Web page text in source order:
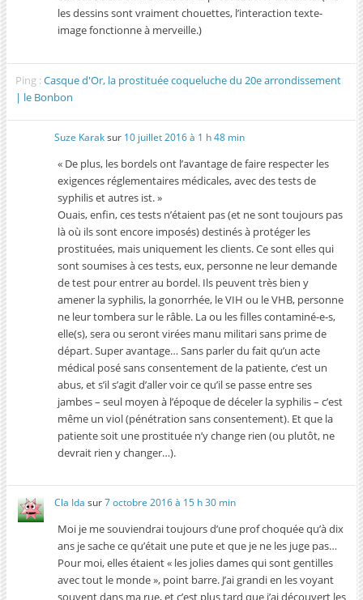
les dessins sont vraiment chouettes, l’interaction texte-
image fonctionne à merveille.)
Ping :Casque d'Or, la prostituée coqueluche du 20e arrondissement
| le Bonbon
Suze Karaksur 10 juillet 2016 à 1 h 48 min
« De plus, les bordels ont l’avantage de faire respecter les
exigences réglementaires médicales, avec des tests de
syphilis et autres ist. »
Ouais, enfin, ces tests n’étaient pas (et ne sont toujours pas
là où ils sont encore imposés) destinés à protéger les
prostituées, mais uniquement les clients. Ce sont elles qui
sont soumises à ces tests, eux, personne ne leur demande
de test pour entrer au bordel. Ils peuvent très bien y
amener la syphilis, la gonorrhée, le VIH ou le VHB, personne
ne leur tombera sur le râble. La ou les filles contaminé-e-s,
elle(s), sera ou seront virées manu militari sans prime de
départ. Super avantage… Sans parler du fait qu’un acte
médical posé sans consentement de la patiente, c’est un
abus, et s’il s’agit d’aller voir ce qu’il se passe entre ses
jambes – seul moyen à l’époque de déceler la syphilis – c’est
même un viol (pénétration sans consentement). Et que la
patiente soit une prostituée n’y change rien (ou plutôt, ne
devrait rien y changer…).
Cla Ida sur7 octobre 2016 à 15 h 30 min
Moi je me souviendrai toujours d’une prof choquée qu’à dix
ans je sache ce qu’était une pute et que je ne les juge pas…
Pour moi, elles étaient « les jolies dames qui sont gentilles
avec tout le monde », point barre. J’ai grandi en les voyant
souvent dans ma rue, et c’est plus tard que j’ai découvert les